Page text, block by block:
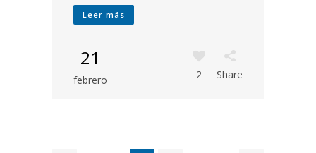
Leer más
21
febrero 2 Share